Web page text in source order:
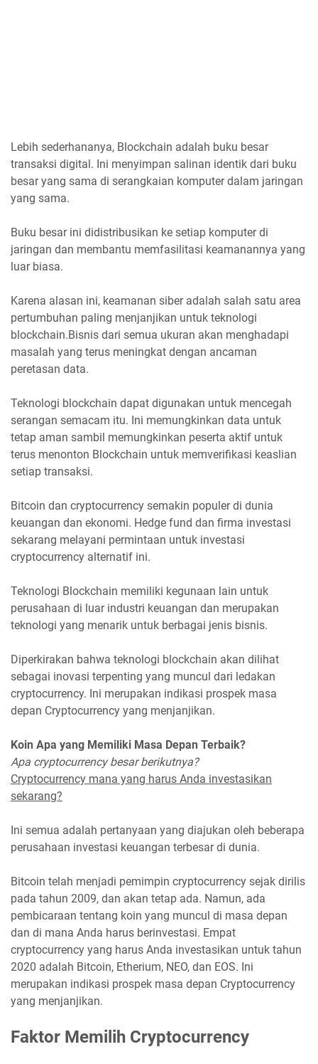
Lebih sederhananya, Blockchain adalah buku besar
transaksi digital. Ini menyimpan salinan identik dari buku
besar yang sama di serangkaian komputer dalam jaringan
yang sama.
Buku besar ini didistribusikan ke setiap komputer di
jaringan dan membantu memfasilitasi keamanannya yang
luar biasa.
Karena alasan ini, keamanan siber adalah salah satu area
pertumbuhan paling menjanjikan untuk teknologi
blockchain.Bisnis dari semua ukuran akan menghadapi
masalah yang terus meningkat dengan ancaman
peretasan data.
Teknologi blockchain dapat digunakan untuk mencegah
serangan semacam itu. Ini memungkinkan data untuk
tetap aman sambil memungkinkan peserta aktif untuk
terus menonton Blockchain untuk memverifikasi keaslian
setiap transaksi.
Bitcoin dan cryptocurrency semakin populer di dunia
keuangan dan ekonomi. Hedge fund dan firma investasi
sekarang melayani permintaan untuk investasi
cryptocurrency alternatif ini.
Teknologi Blockchain memiliki kegunaan lain untuk
perusahaan di luar industri keuangan dan merupakan
teknologi yang menarik untuk berbagai jenis bisnis.
Diperkirakan bahwa teknologi blockchain akan dilihat
sebagai inovasi terpenting yang muncul dari ledakan
cryptocurrency. Ini merupakan indikasi prospek masa
depan Cryptocurrency yang menjanjikan.
Koin Apa yang Memiliki Masa Depan Terbaik?
Apa cryptocurrency besar berikutnya?
Cryptocurrency mana yang harus Anda investasikan
sekarang?
Ini semua adalah pertanyaan yang diajukan oleh beberapa
perusahaan investasi keuangan terbesar di dunia.
Bitcoin telah menjadi pemimpin cryptocurrency sejak dirilis
pada tahun 2009, dan akan tetap ada. Namun, ada
pembicaraan tentang koin yang muncul di masa depan
dan di mana Anda harus berinvestasi. Empat
cryptocurrency yang harus Anda investasikan untuk tahun
2020 adalah Bitcoin, Etherium, NEO, dan EOS. Ini
merupakan indikasi prospek masa depan Cryptocurrency
yang menjanjikan.
Faktor Memilih Cryptocurrency